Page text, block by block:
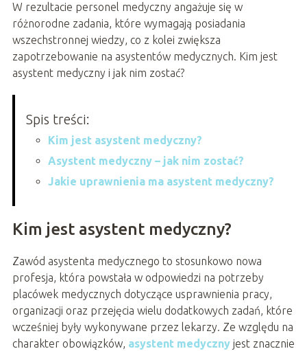
W rezultacie personel medyczny angażuje się w
różnorodne zadania, które wymagają posiadania
wszechstronnej wiedzy, co z kolei zwiększa
zapotrzebowanie na asystentów medycznych. Kim jest
asystent medyczny i jak nim zostać?
Spis treści:
Kim jest asystent medyczny?
Asystent medyczny – jak nim zostać?
Jakie uprawnienia ma asystent medyczny?
Kim jest asystent medyczny?
Zawód asystenta medycznego to stosunkowo nowa
profesja, która powstała w odpowiedzi na potrzeby
placówek medycznych dotyczące usprawnienia pracy,
organizacji oraz przejęcia wielu dodatkowych zadań, które
wcześniej były wykonywane przez lekarzy. Ze względu na
charakter obowiązków, asystent medycznyjest znacznie